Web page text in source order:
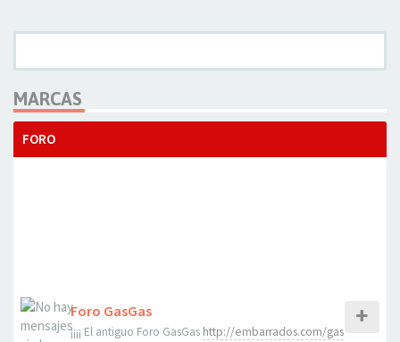
MARCAS
FORO
Foro GasGas
¡¡¡¡ El antiguo Foro GasGas http://embarrados.com/gas